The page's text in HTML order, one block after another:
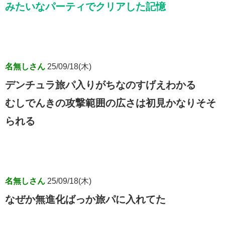
みたいなパーティでクリアした記憶
名無しさん 25/09/18(木)
デンチュラ旅パ入りがちなのすげえわかる
むしでんきの攻撃範囲の広さは初見かなりそそ
られる
名無しさん 25/09/18(木)
なぜか無進化ばっか旅パに入れてた